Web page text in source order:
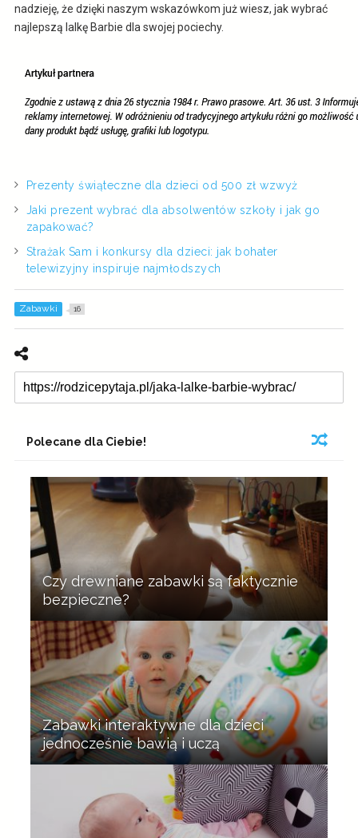
nadzieję, że dzięki naszym wskazówkom już wiesz, jak wybrać
najlepszą lalkę Barbie dla swojej pociechy.
Prezenty świąteczne dla dzieci od 500 zł wzwyż
Jaki prezent wybrać dla absolwentów szkoły i jak go
zapakować?
Strażak Sam i konkursy dla dzieci: jak bohater
telewizyjny inspiruje najmłodszych
Zabawki 16
Polecane dla Ciebie!
Czy drewniane zabawki są faktycznie
bezpieczne?
Zabawki interaktywne dla dzieci
jednocześnie bawią i uczą